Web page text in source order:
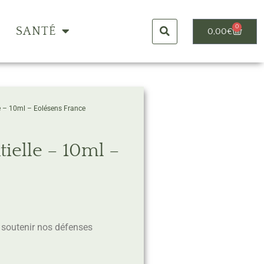
SANTÉ 0,00€ 0
10ml – Eolésens France
– 10ml –
nos défenses